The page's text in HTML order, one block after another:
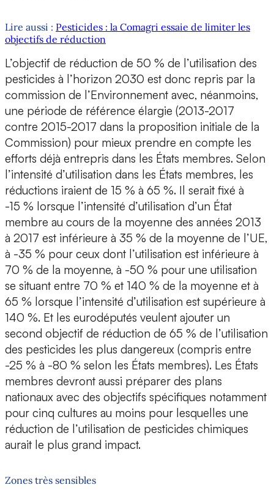
Lire aussi : Pesticides : la Comagri essaie de limiter les
objectifs de réduction
L’objectif de réduction de 50 % de l’utilisation des
pesticides à l’horizon 2030 est donc repris par la
commission de l’Environnement avec, néanmoins,
une période de référence élargie (2013-2017
contre 2015-2017 dans la proposition initiale de la
Commission) pour mieux prendre en compte les
efforts déjà entrepris dans les États membres. Selon
l’intensité d’utilisation dans les États membres, les
réductions iraient de 15 % à 65 %. Il serait fixé à
-15 % lorsque l’intensité d’utilisation d’un État
membre au cours de la moyenne des années 2013
à 2017 est inférieure à 35 % de la moyenne de l’UE,
à -35 % pour ceux dont l’utilisation est inférieure à
70 % de la moyenne, à -50 % pour une utilisation
se situant entre 70 % et 140 % de la moyenne et à
65 % lorsque l’intensité d’utilisation est supérieure à
140 %. Et les eurodéputés veulent ajouter un
second objectif de réduction de 65 % de l’utilisation
des pesticides les plus dangereux (compris entre
-25 % à -80 % selon les États membres). Les États
membres devront aussi préparer des plans
nationaux avec des objectifs spécifiques notamment
pour cinq cultures au moins pour lesquelles une
réduction de l’utilisation de pesticides chimiques
aurait le plus grand impact.
Zones très sensibles